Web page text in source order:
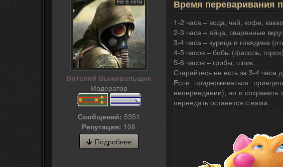
Виталий Выживальщик
Модератор
Сообщений: 5351
Репутация: 106
Подробнее
Время
1-2 часа – вода, чай, кофе,
2-3 часа – яйца, сваренные
3-4 часа – курица и говядина
4-5 часов – бобы (фасоль,
5-6 часов – грибы, шпик.
Старайтесь не есть за 3-4 часа
Если придерживаться
непереедании), но и
переедать останется с вами.